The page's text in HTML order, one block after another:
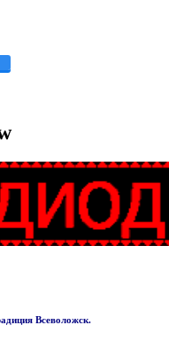
Всеволожск.